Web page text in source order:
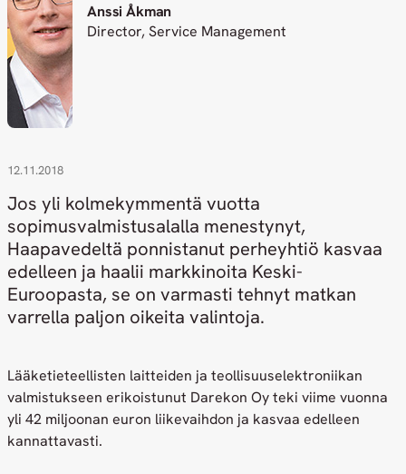
Anssi Åkman
Director, Service Management
12.11.2018
Jos yli kolmekymmentä vuotta
sopimusvalmistusalalla menestynyt,
Haapavedeltä ponnistanut perheyhtiö kasvaa
edelleen ja haalii markkinoita Keski-
Euroopasta, se on varmasti tehnyt matkan
varrella paljon oikeita valintoja.
Lääketieteellisten laitteiden ja teollisuuselektroniikan
valmistukseen erikoistunut Darekon Oy teki viime vuonna
yli 42 miljoonan euron liikevaihdon ja kasvaa edelleen
kannattavasti.